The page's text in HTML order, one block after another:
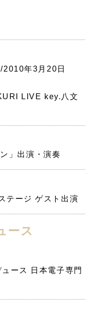
年3月20日
LIVE key.八文
」出演・演奏
テージ ゲスト出演
ース
ース 日本電子専門